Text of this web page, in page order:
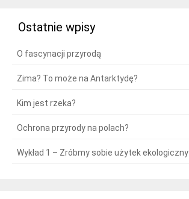
Ostatnie wpisy
O fascynacji przyrodą
Zima? To może na Antarktydę?
Kim jest rzeka?
Ochrona przyrody na polach?
Wykład 1 – Zróbmy sobie użytek ekologiczny